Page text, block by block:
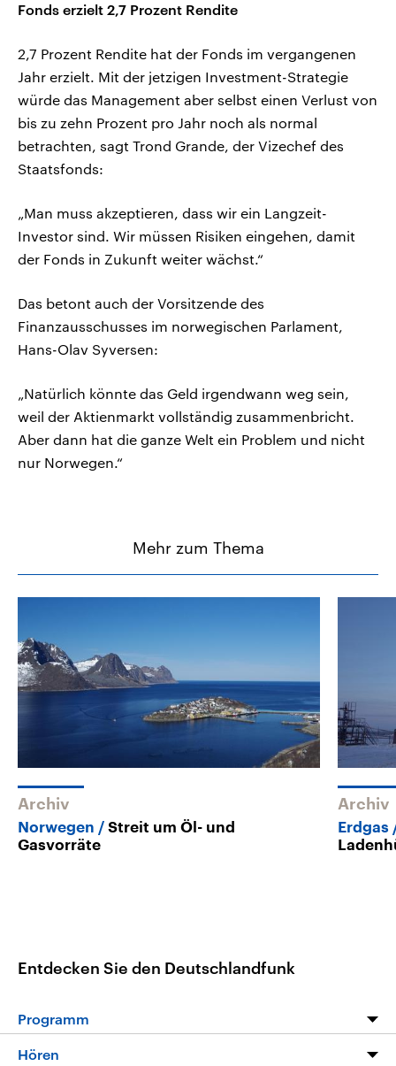
Fonds erzielt 2,7 Prozent Rendite
2,7 Prozent Rendite hat der Fonds im vergangenen
Jahr erzielt. Mit der jetzigen Investment-Strategie
würde das Management aber selbst einen Verlust von
bis zu zehn Prozent pro Jahr noch als normal
betrachten, sagt Trond Grande, der Vizechef des
Staatsfonds:
„Man muss akzeptieren, dass wir ein Langzeit-
Investor sind. Wir müssen Risiken eingehen, damit
der Fonds in Zukunft weiter wächst.“
Das betont auch der Vorsitzende des
Finanzausschusses im norwegischen Parlament,
Hans-Olav Syversen:
„Natürlich könnte das Geld irgendwann weg sein,
weil der Aktienmarkt vollständig zusammenbricht.
Aber dann hat die ganze Welt ein Problem und nicht
nur Norwegen.“
Mehr zum Thema
Archiv
Norwegen
Streit um Öl- und
Gasvorräte
Archiv
Erdgas
Entdecken Sie den Deutschlandfunk
Programm
Programm
Hören